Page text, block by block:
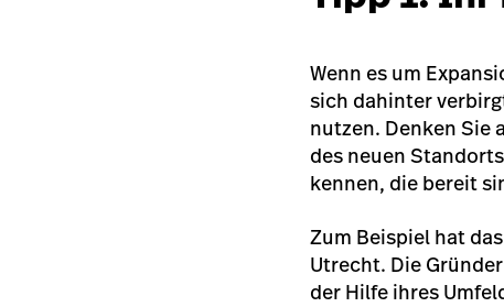
Wenn es um
sich dahinter
nutzen. Denken Sie
des neuen
kennen, die bereit
Zum Beispiel hat
Utrecht. Die
der Hilfe ihres